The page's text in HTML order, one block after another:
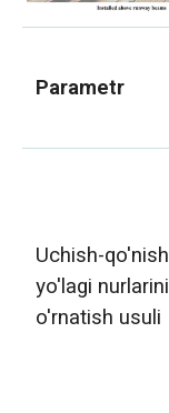
Parametr
Uchish-qo'nish
yo'lagi nurlarini
o'rnatish usuli